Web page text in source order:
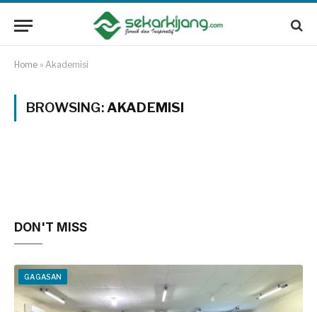
Home » Akademisi
BROWSING:AKADEMISI
DON'T MISS
GAGASAN